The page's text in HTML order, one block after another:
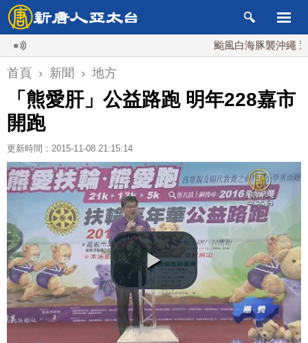
颱風白海豚襲沖繩 週末最
首頁 › 新聞 › 地方
「熊愛肝」公益路跑 明年228嘉市
開跑
更新時間：2015-11-08 21:15:14